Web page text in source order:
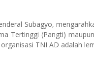
Subagyo,
Tertinggi (Pangti)
TNI AD adalah